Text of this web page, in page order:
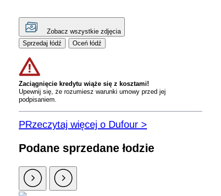
Zobacz wszystkie zdjęcia
Sprzedaj łódź
Oceń łódź
Zaciągnięcie kredytu wiąże się z kosztami!
Upewnij się, że rozumiesz warunki umowy przed jej
podpisaniem.
PRzeczytaj więcej o Dufour >
Podane sprzedane łodzie